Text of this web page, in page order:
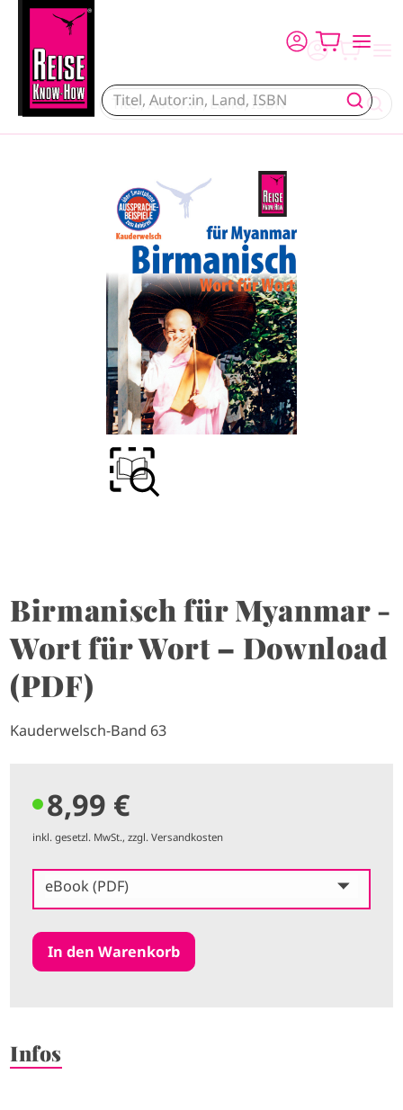
Birmanisch für Myanmar -
Wort für Wort – Download
(PDF)
Kauderwelsch-Band 63
8,99 €
inkl. gesetzl. MwSt., zzgl. Versandkosten
eBook (PDF)
Infos